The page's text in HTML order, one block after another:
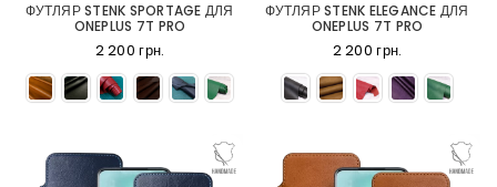
ФУТЛЯР STENK SPORTAGE ДЛЯ
ONEPLUS 7T PRO
2 200 грн.
ФУТЛЯР STENK ELEGANCE ДЛЯ
ONEPLUS 7T PRO
2 200 грн.